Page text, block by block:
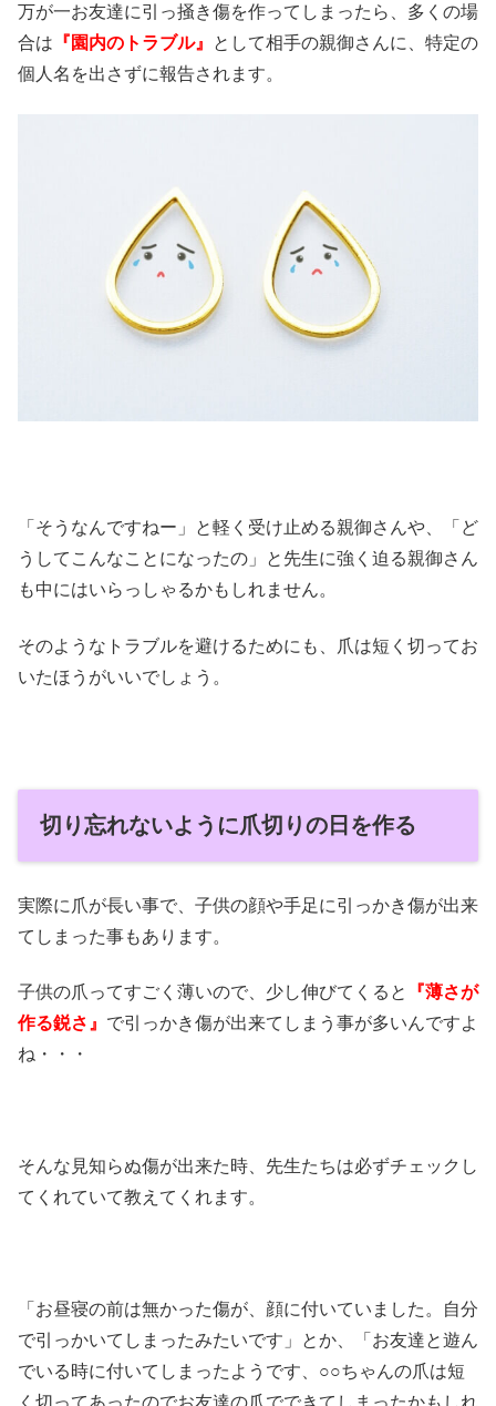
万が一お友達に引っ掻き傷を作ってしまったら、多くの場
合は 『園内のトラブル』
として相手の親御さんに、特定の
個人名を出さずに報告されます。
「そうなんですねー」と軽く受け止める親御さんや、「ど
うしてこんなことになったの」と先生に強く迫る親御さん
も中にはいらっしゃるかもしれません。
そのようなトラブルを避けるためにも、爪は短く切ってお
いたほうがいいでしょう。
切り忘れないように爪切りの日を作る
実際に爪が長い事で、子供の顔や手足に引っかき傷が出来
てしまった事もあります。
子供の爪ってすごく薄いので、少し伸びてくると
『薄さが
作る鋭さ』 で引っかき傷が出来てしまう事が多いんですよ
ね・・・
そんな見知らぬ傷が出来た時、先生たちは必ずチェックし
てくれていて教えてくれます。
「お昼寝の前は無かった傷が、顔に付いていました。自分
で引っかいてしまったみたいです」とか、「お友達と遊ん
でいる時に付いてしまったようです、○○ちゃんの爪は短
く切ってあったのでお友達の爪でできてしまったかもしれ